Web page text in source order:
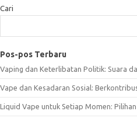
Cari
Pos-pos Terbaru
Vaping dan Keterlibatan Politik: Suara
Vape dan Kesadaran Sosial:
Liquid Vape untuk Setiap Momen: Pilihan